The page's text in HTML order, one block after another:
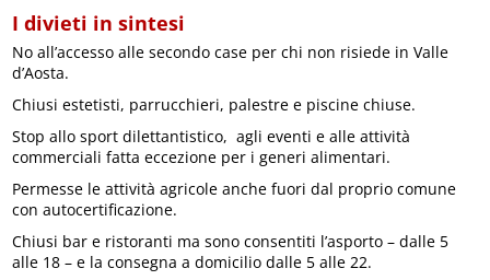
I divieti in sintesi
No all’accesso alle secondo case per chi non risiede in Valle
d’Aosta.
Chiusi estetisti, parrucchieri, palestre e piscine chiuse.
Stop allo sport dilettantistico, agli eventi e alle attività
commerciali fatta eccezione per i generi alimentari.
Permesse le attività agricole anche fuori dal proprio comune
con autocertificazione.
Chiusi bar e ristoranti ma sono consentiti l’asporto – dalle 5
alle 18 – e la consegna a domicilio dalle 5 alle 22.